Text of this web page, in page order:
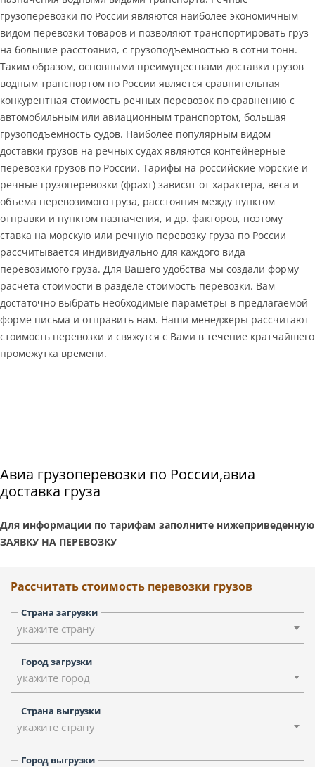
грузоперевозки по России являются наиболее экономичным
видом перевозки товаров и позволяют транспортировать груз
на большие расстояния, с грузоподъемностью в сотни тонн.
Таким образом, основными преимуществами доставки грузов
водным транспортом по России является сравнительная
конкурентная стоимость речных перевозок по сравнению с
автомобильным или авиационным транспортом, большая
грузоподъемность судов. Наиболее популярным видом
доставки грузов на речных судах являются контейнерные
перевозки грузов по России. Тарифы на российские морские и
речные грузоперевозки (фрахт) зависят от характера, веса и
объема перевозимого груза, расстояния между пунктом
отправки и пунктом назначения, и др. факторов, поэтому
ставка на морскую или речную перевозку груза по России
рассчитывается индивидуально для каждого вида
перевозимого груза. Для Вашего удобства мы создали форму
расчета стоимости в разделе стоимость перевозки. Вам
достаточно выбрать необходимые параметры в предлагаемой
форме письма и отправить нам. Наши менеджеры рассчитают
стоимость перевозки и свяжутся с Вами в течение кратчайшего
промежутка времени.
Авиа грузоперевозки по России,авиа
доставка груза
Для информации по тарифам заполните нижеприведенную
ЗАЯВКУ НА ПЕРЕВОЗКУ
Рассчитать стоимость перевозки грузов
Страна загрузки
укажите страну
Город загрузки
укажите город
Страна выгрузки
укажите страну
Город выгрузки